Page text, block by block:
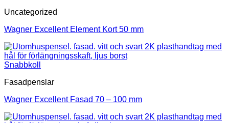
Uncategorized
Wagner Excellent Element Kort 50 mm
Snabbkoll
Fasadpenslar
Wagner Excellent Fasad 70 – 100 mm